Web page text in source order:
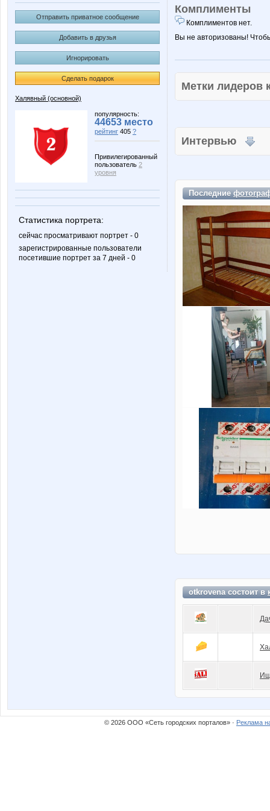
Отправить приватное сообщение
Добавить в друзья
Игнорировать
Сделать подарок
Халявный (основной)
популярность:
44653 место
рейтинг 405 ?
Привилегированный
пользователь 2
уровня
Статистика портрета:
сейчас просматривают портрет - 0
зарегистрированные пользователи
посетившие портрет за 7 дней - 0
Комплименты
Комплиментов нет.
Вы не авторизованы!
Метки
Интервью
Последние
otkrovena состоит в
© 2026 ООО «Сеть городских порталов» · Реклама